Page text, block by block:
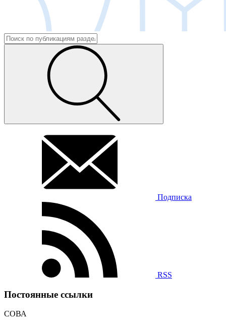
Подписка
RSS
Постоянные ссылки
СОВА